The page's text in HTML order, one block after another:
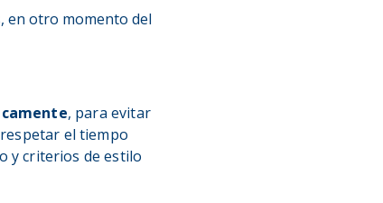
en otro momento del
, para evitar
el tiempo
y criterios de estilo